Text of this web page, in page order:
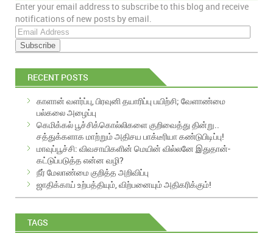
EMAIL
Enter your email address to subscribe to this blog and receive
notifications of new posts by email.
E
m
a
i
A
RECENT POSTS
காளான் வளர்ப்பு, பிரவுனி தயாரிப்பு பயிற்சி; வேளாண்மை
பல்கலை அழைப்பு
கெமிக்கல் பூச்சிக்கொல்லிகளை குறிவைத்து தின்று..
சத்துக்களாக மாற்றும் அதிசய பாக்டீரியா கண்டுபிடிப்பு!
மாவுப்பூச்சி: விவசாயிகளின் மெயின் வில்லனே இதுதான்-
கட்டுப்படுத்த என்ன வழி?
நீர் மேலாண்மை குறித்த அறிவிப்பு
ஜாதிக்காய் உற்பத்தியும், விற்பனையும் அதிகரிக்கும்!
TAGS